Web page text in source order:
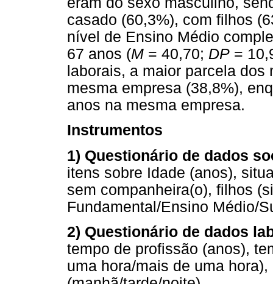
casado (60,3%), com filhos
nível de Ensino Médio
67 anos (M = 40,70; DP =
laborais, a maior parcela
mesma empresa (38,8%),
anos na mesma empresa.
Instrumentos
1) Questionário de dados
itens sobre Idade (anos),
sem companheira(o), filhos
Fundamental/Ensino Médio/
2) Questionário de dados
tempo de profissão (anos),
uma hora/mais de uma